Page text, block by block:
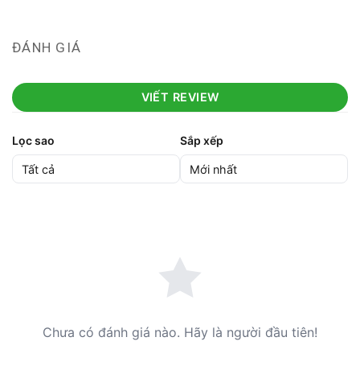
ĐÁNH GIÁ
VIẾT REVIEW
Lọc sao Sắp xếp
Chưa có đánh giá nào. Hãy là người đầu tiên!